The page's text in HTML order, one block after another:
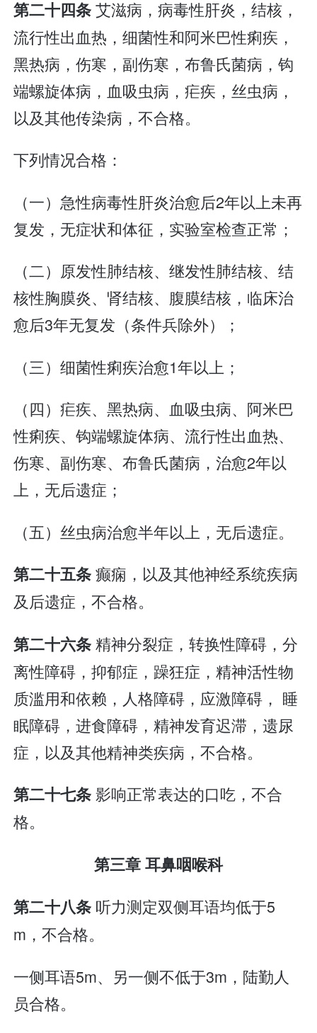
第二十四条艾滋病，病毒性肝炎，结核，
流行性出血热，细菌性和阿米巴性痢疾，
黑热病，伤寒，副伤寒，布鲁氏菌病，钩
端螺旋体病，血吸虫病，疟疾，丝虫病，
以及其他传染病，不合格。
下列情况合格：
（一）急性病毒性肝炎治愈后2年以上未再
复发，无症状和体征，实验室检查正常；
（二）原发性肺结核、继发性肺结核、结
核性胸膜炎、肾结核、腹膜结核，临床治
愈后3年无复发（条件兵除外）；
（三）细菌性痢疾治愈1年以上；
（四）疟疾、黑热病、血吸虫病、阿米巴
性痢疾、钩端螺旋体病、流行性出血热、
伤寒、副伤寒、布鲁氏菌病，治愈2年以
上，无后遗症；
（五）丝虫病治愈半年以上，无后遗症。
第二十五条癫痫，以及其他神经系统疾病
及后遗症，不合格。
第二十六条精神分裂症，转换性障碍，分
离性障碍，抑郁症，躁狂症，精神活性物
质滥用和依赖，人格障碍，应激障碍， 睡
眠障碍，进食障碍，精神发育迟滞，遗尿
症，以及其他精神类疾病，不合格。
第二十七条影响正常表达的口吃，不合
格。
第三章 耳鼻咽喉科
第二十八条 听力测定双侧耳语均低于5
m，不合格。
一侧耳语5m、另一侧不低于3m，陆勤人
员合格。